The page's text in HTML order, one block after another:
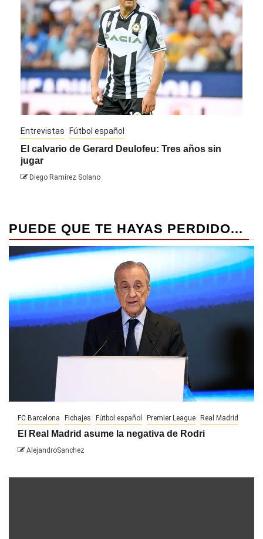
Entrevistas Fútbol español
El calvario de Gerard Deulofeu: Tres años sin
jugar
Diego Ramírez Solano
PUEDE QUE TE HAYAS PERDIDO...
FC Barcelona Fichajes Fútbol español Premier League Real Madrid
El Real Madrid asume la negativa de Rodri
AlejandroSanchez